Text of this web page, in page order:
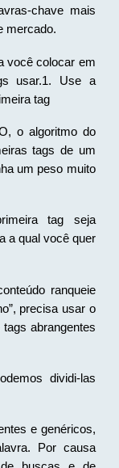
chave mais
mercado.
você colocar em
usar.1. Use a
tag
o algoritmo do
tags de um
um peso muito
tag seja
a qual você quer
ranqueie
precisa usar o
abrangentes
dividi-las
e genéricos,
Por causa